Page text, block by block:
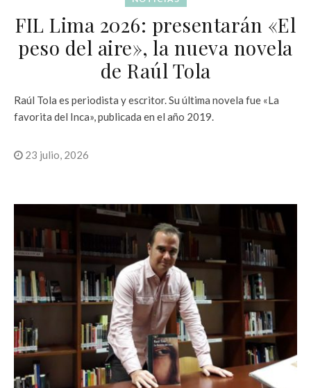
FIL Lima 2026: presentarán «El
peso del aire», la nueva novela
de Raúl Tola
Raúl Tola es periodista y escritor. Su última novela fue «La
favorita del Inca», publicada en el año 2019.
23 julio, 2026